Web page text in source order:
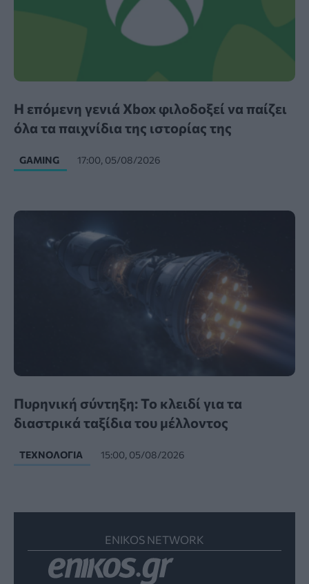
Η επόμενη γενιά Xbox φιλοδοξεί να παίζει
όλα τα παιχνίδια της ιστορίας της
GAMING 17:00, 05/08/2026
Πυρηνική σύντηξη: Το κλειδί για τα
διαστρικά ταξίδια του μέλλοντος
ΤΕΧΝΟΛΟΓΊΑ 15:00, 05/08/2026
ENIKOS NETWORK